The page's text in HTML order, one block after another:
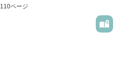
110ページ